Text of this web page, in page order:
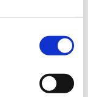
np.
inaczej
smażenia).